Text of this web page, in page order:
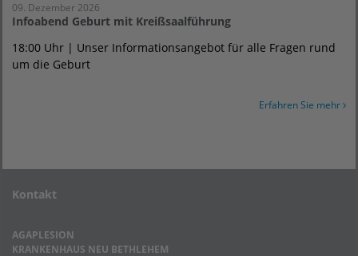
09. Dezember 2026
Infoabend Geburt mit Kreißsaalführung
18:00 Uhr | Unser Informationsangebot für alle Fragen rund
um die Geburt
Erfahren Sie mehr
Kontakt
AGAPLESION
KRANKENHAUS NEU BETHLEHEM